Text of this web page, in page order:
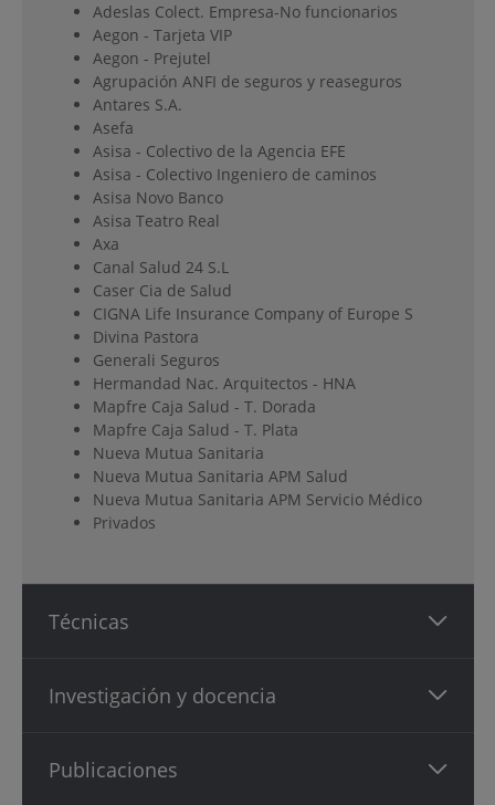
Adeslas Colect. Empresa-No funcionarios
Aegon - Tarjeta VIP
Aegon - Prejutel
Agrupación ANFI de seguros y reaseguros
Antares S.A.
Asefa
Asisa - Colectivo de la Agencia EFE
Asisa - Colectivo Ingeniero de caminos
Asisa Novo Banco
Asisa Teatro Real
Axa
Canal Salud 24 S.L
Caser Cia de Salud
CIGNA Life Insurance Company of Europe S
Divina Pastora
Generali Seguros
Hermandad Nac. Arquitectos - HNA
Mapfre Caja Salud - T. Dorada
Mapfre Caja Salud - T. Plata
Nueva Mutua Sanitaria
Nueva Mutua Sanitaria APM Salud
Nueva Mutua Sanitaria APM Servicio Médico
Privados
Técnicas
Investigación y docencia
Publicaciones